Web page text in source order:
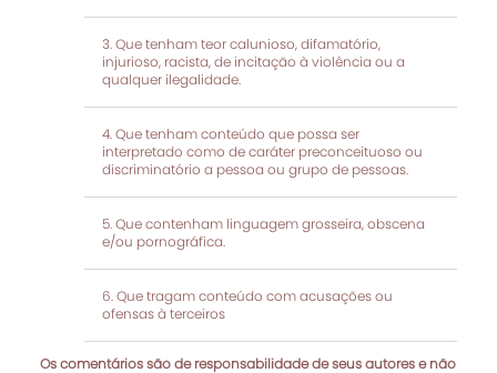
Que tenham teor calunioso, difamatório,
injurioso, racista, de incitação à violência ou a
qualquer ilegalidade.
Que tenham conteúdo que possa ser
interpretado como de caráter preconceituoso ou
discriminatório a pessoa ou grupo de pessoas.
Que contenham linguagem grosseira, obscena
e/ou pornográfica.
Que tragam conteúdo com acusações ou
ofensas à terceiros
Os comentários são de responsabilidade de seus autores e não